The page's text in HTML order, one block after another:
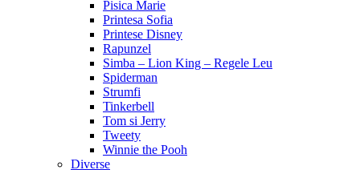
Pisica Marie
Printesa Sofia
Printese Disney
Rapunzel
Simba – Lion King – Regele Leu
Spiderman
Strumfi
Tinkerbell
Tom si Jerry
Tweety
Winnie the Pooh
Diverse